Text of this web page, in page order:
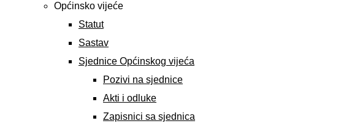
Općinsko vijeće
Statut
Sastav
Sjednice Općinskog vijeća
Pozivi na sjednice
Akti i odluke
Zapisnici sa sjednica